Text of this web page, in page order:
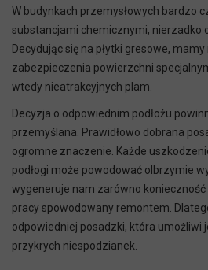
W budynkach przemysłowych bardzo
substancjami chemicznymi, nierzadko
Decydując się na płytki gresowe,
zabezpieczenia powierzchni
wtedy nieatrakcyjnych plam.
Decyzja o odpowiednim podłożu
przemyślana. Prawidłowo dobrana
ogromne znaczenie. Każde
podłogi może powodować olbrzymie
wygeneruje nam zarówno konieczność
pracy spowodowany remontem.
odpowiedniej posadzki, która umożliwi
przykrych niespodzianek.